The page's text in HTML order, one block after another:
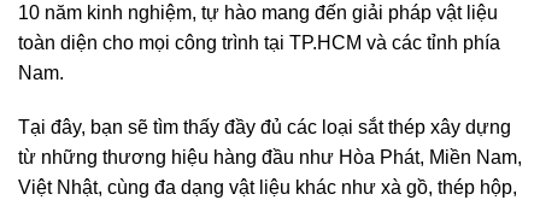
10 năm kinh nghiệm, tự hào mang đến giải pháp vật liệu
toàn diện cho mọi công trình tại TP.HCM và các tỉnh phía
Nam.
Tại đây, bạn sẽ tìm thấy đầy đủ các loại sắt thép xây dựng
từ những thương hiệu hàng đầu như Hòa Phát, Miền Nam,
Việt Nhật, cùng đa dạng vật liệu khác như xà gồ, thép hộp,